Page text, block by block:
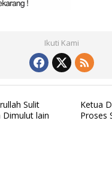
Ikuti Kami
Sulit
Dimulut lain
Ketua
Proses